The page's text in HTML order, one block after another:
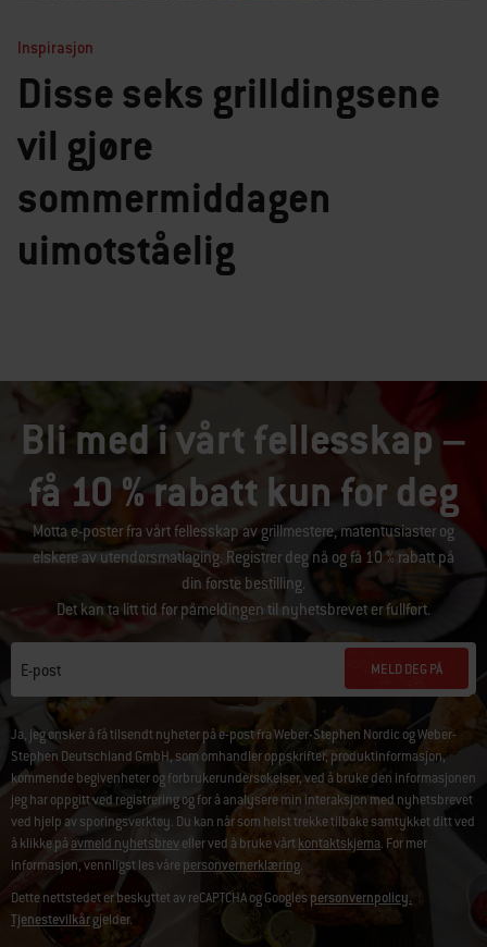
Inspirasjon
Disse seks grilldingsene
vil gjøre
sommermiddagen
uimotståelig
Bli med i vårt fellesskap –
få 10 % rabatt kun for deg
Motta e-poster fra vårt fellesskap av grillmestere, matentusiaster og
elskere av utendørsmatlaging. Registrer deg nå og få 10 % rabatt på
din første bestilling.
Det kan ta litt tid før påmeldingen til nyhetsbrevet er fullført.
E-post MELD DEG PÅ
Ja, jeg ønsker å få tilsendt nyheter på e-post fra Weber-Stephen Nordic og Weber-
Stephen Deutschland GmbH, som omhandler oppskrifter, produktinformasjon,
kommende begivenheter og forbrukerundersøkelser, ved å bruke den informasjonen
jeg har oppgitt ved registrering og for å analysere min interaksjon med nyhetsbrevet
ved hjelp av sporingsverktøy. Du kan når som helst trekke tilbake samtykket ditt ved
å klikke påavmeld nyhetsbreveller ved å bruke vårtkontaktskjema. For mer
informasjon, vennligst les vårepersonvernerklæring.
Dette nettstedet er beskyttet av reCAPTCHA og Googlespersonvernpolicy.
Tjenestevilkårgjelder.